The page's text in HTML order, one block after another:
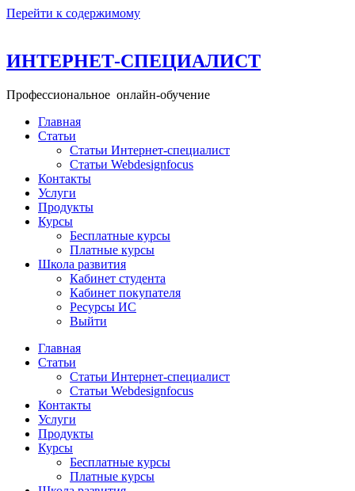
Перейти к содержимому
ИНТЕРНЕТ-СПЕЦИАЛИСТ
Профессиональное онлайн-обучение
Главная
Статьи
Статьи Интернет-специалист
Статьи Webdesignfocus
Контакты
Услуги
Продукты
Курсы
Бесплатные курсы
Платные курсы
Школа развития
Кабинет студента
Кабинет покупателя
Ресурсы ИС
Выйти
Главная
Статьи
Статьи Интернет-специалист
Статьи Webdesignfocus
Контакты
Услуги
Продукты
Курсы
Бесплатные курсы
Платные курсы